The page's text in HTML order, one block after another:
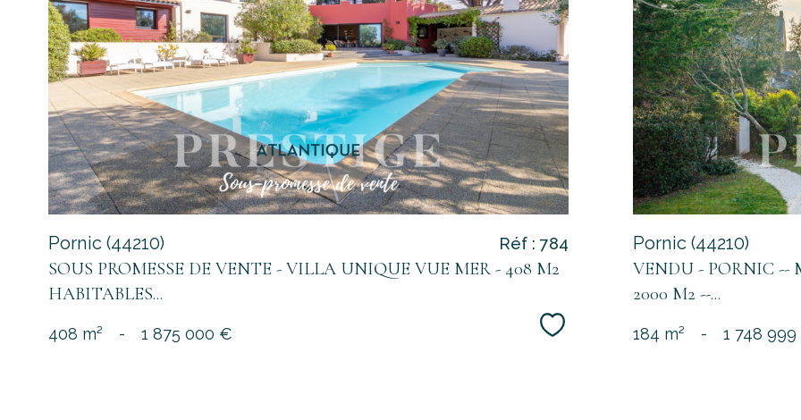
voir le
bien
Pornic (44210)
SOUS PROMESSE DE VENTE - VILLA UNIQUE VUE MER - 408 M2
HABITABLES...
Réf : 784
408 m² - 1 875 000 € Sélectionner
Pornic (44210)
VENDU - PORNIC --
2000 M2 --...
184 m² - 1 748